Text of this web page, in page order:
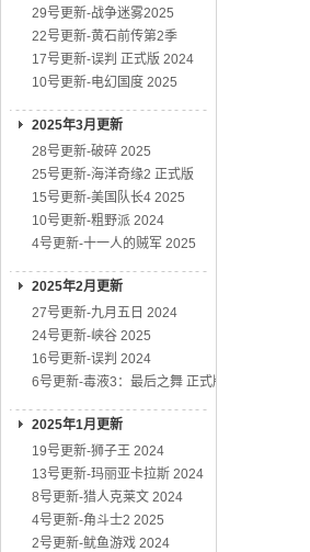
29号更新-战争迷雾2025
22号更新-黄石前传第2季
17号更新-误判 正式版 2024
10号更新-电幻国度 2025
2025年3月更新
28号更新-破碎 2025
25号更新-海洋奇缘2 正式版
15号更新-美国队长4 2025
10号更新-粗野派 2024
4号更新-十一人的贼军 2025
2025年2月更新
27号更新-九月五日 2024
24号更新-峡谷 2025
16号更新-误判 2024
6号更新-毒液3：最后之舞 正式版
2025年1月更新
19号更新-狮子王 2024
13号更新-玛丽亚卡拉斯 2024
8号更新-猎人克莱文 2024
4号更新-角斗士2 2025
2号更新-鱿鱼游戏 2024